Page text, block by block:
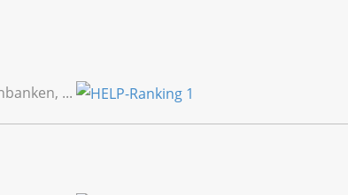
...